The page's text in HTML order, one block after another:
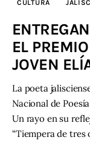
CULTURA
EL
JOVEN
La poeta
Nacional de
Un rayo en su
“Tiempera de tres